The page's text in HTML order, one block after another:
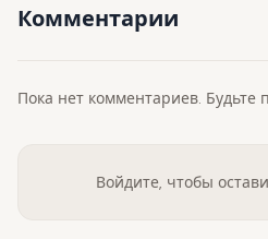
Комментарии
Пока нет комментариев. Будьте
Войдите, чтобы